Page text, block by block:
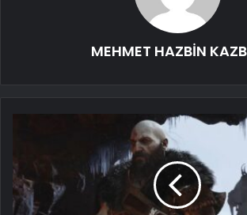
MEHMET HAZBİN